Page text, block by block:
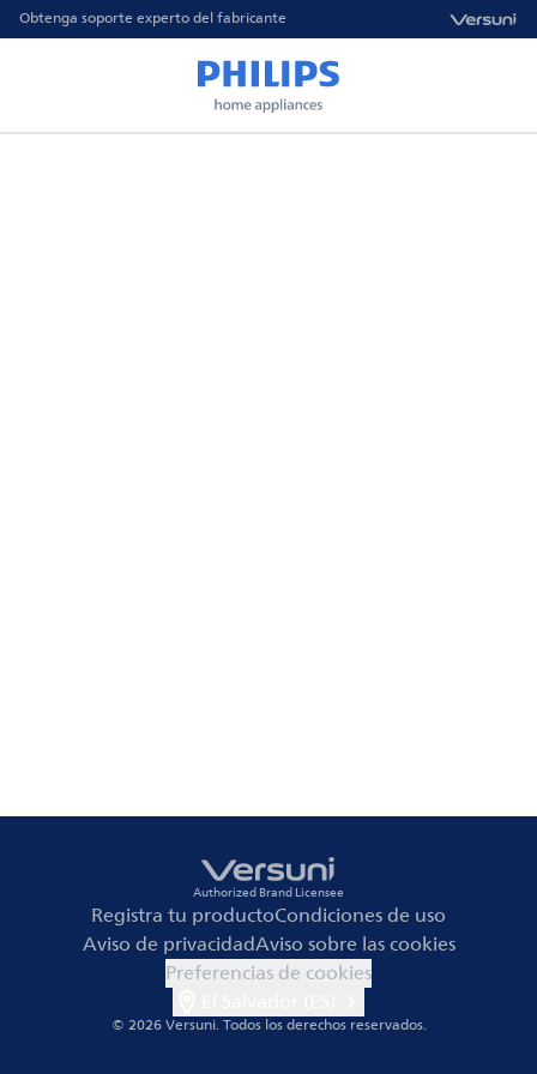
Obtenga soporte experto del fabricante
Authorized Brand Licensee
Registra tu productoCondiciones de uso
Aviso de privacidadAviso sobre las cookies
Preferencias de cookies
© 2026 Versuni.Todos los derechos reservados.